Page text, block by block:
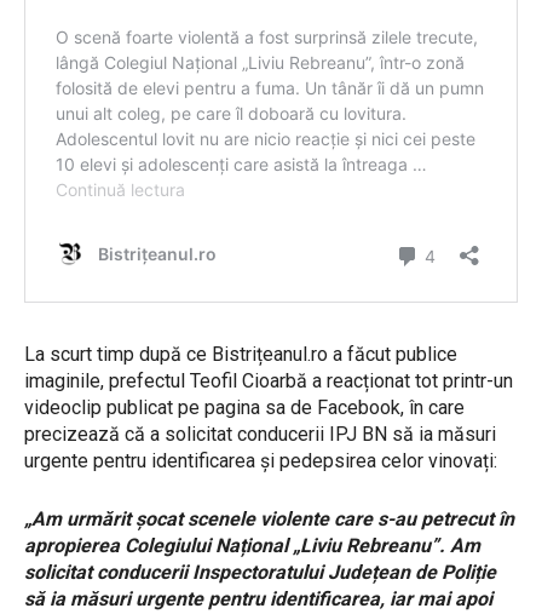
La scurt timp după ce Bistrițeanul.ro a făcut publice
imaginile, prefectul Teofil Cioarbă a reacționat tot printr-un
videoclip publicat pe pagina sa de Facebook, în care
precizează că a solicitat conducerii IPJ BN să ia măsuri
urgente pentru identificarea și pedepsirea celor vinovați:
„Am urmărit șocat scenele violente care s-au petrecut în
apropierea Colegiului Național „Liviu Rebreanu”. Am
solicitat conducerii Inspectoratului Județean de Poliție
să ia măsuri urgente pentru identificarea, iar mai apoi